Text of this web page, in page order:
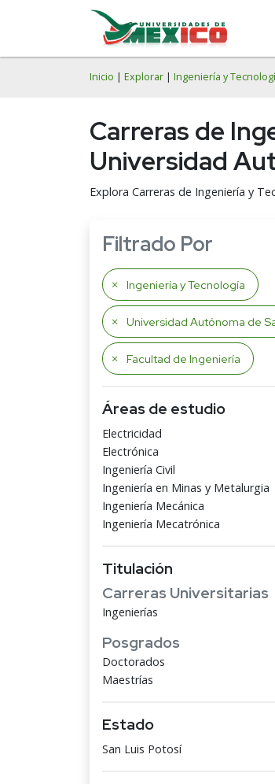
Inicio | Explorar | Ingeniería y
Carreras de
Universidad
Explora Carreras de Ingeniería y
Filtrado Por
Ingeniería y Tecnología
Universidad Autónoma de San Luis
Facultad de Ingeniería
Áreas de estudio
Electricidad
Electrónica
Ingeniería Civil
Ingeniería en Minas y Metalurgia
Ingeniería Mecánica
Ingeniería Mecatrónica
Titulación
Carreras Universitarias
Ingenierías
Posgrados
Doctorados
Maestrías
Estado
San Luis Potosí